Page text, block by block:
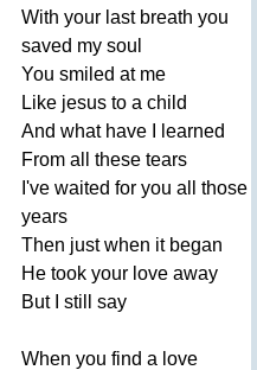
With your last breath you
saved my soul
You smiled at me
Like jesus to a child
And what have
learned
From all these tears
I've waited for you all
those
years
Then just when it began
He took your love away
But
still say
When you find a love